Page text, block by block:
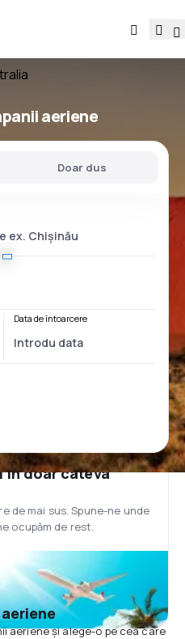
aeriene
Doar dus
Data de întoarcere
în doar câteva
de mai sus. Spune-ne unde
ocupăm de rest.
aeriene și alege-o pe cea care